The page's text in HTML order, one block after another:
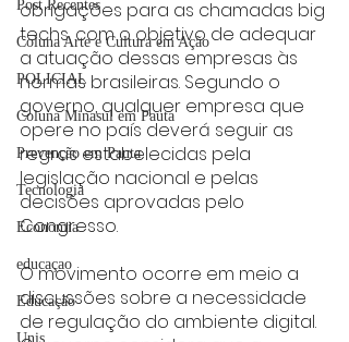
Post Recentes
Coluna Arte e Cultura em Ação
POLICIAL
Coluna Minasul em Pauta
Prevenção em Pauta
Tecnologia
Economia
educaçao
Educação
Unis
obrigações para as chamadas big
techs, com o objetivo de adequar
a atuação dessas empresas às
normas brasileiras. Segundo o
governo, qualquer empresa que
opere no país deverá seguir as
regras estabelecidas pela
legislação nacional e pelas
decisões aprovadas pelo
Congresso.
O movimento ocorre em meio a
discussões sobre a necessidade
de regulação do ambiente digital.